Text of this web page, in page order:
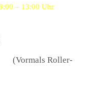
– 13:00 Uhr
(Vormals Roller-